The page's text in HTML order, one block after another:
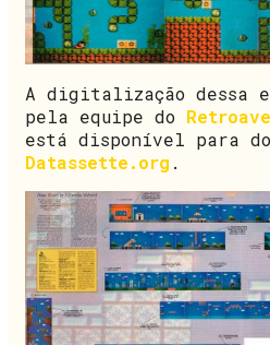
A digitalização dessa
pela equipe do
está disponível para
Datassette.org .